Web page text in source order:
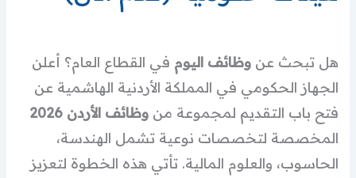
هل تبحث عنوظائف اليوم في القطاع العام؟ أعلن
الجهاز الحكومي في المملكة الأردنية الهاشمية عن
فتح باب التقديم لمجموعة منوظائف الأردن 2026
المخصصة لتخصصات نوعية تشمل الهندسة،
الحاسوب، والعلوم المالية. تأتي هذه الخطوة لتعزيز